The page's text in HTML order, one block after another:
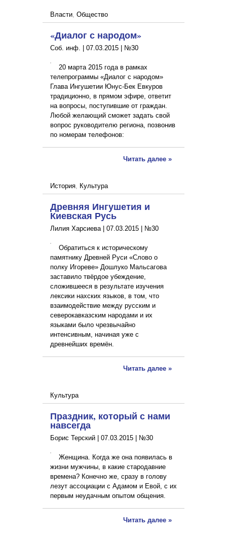
Власти, Общество
«Диалог с народом»
Соб. инф. | 07.03.2015 №30
20 марта 2015 года в рамках
телепрограммы «Диалог с народом»
Глава Ингушетии Юнус-Бек Евкуров
традиционно, в прямом эфире, ответит
на вопросы, поступившие от граждан.
Любой желающий сможет задать свой
вопрос руководителю региона, позвонив
по номерам телефонов:
Читать далее »
История, Культура
Древняя Ингушетия и
Киевская Русь
Лилия Харсиева | 07.03.2015 №30
Обратиться к историческому
памятнику Древней Руси «Слово о
полку Игореве» Дошлуко Мальсагова
заставило твёрдое убеждение,
сложившееся в результате изучения
лексики нахских языков, в том, что
взаимодействие между русским и
северокавказским народами и их
языками было чрезвычайно
интенсивным, начиная уже с
древнейших времён.
Читать далее »
Культура
Праздник, который с нами
навсегда
Борис Терский | 07.03.2015 №30
Женщина. Когда же она появилась в
жизни мужчины, в какие стародавние
времена? Конечно же, сразу в голову
лезут ассоциации с Адамом и Евой, с их
первым неудачным опытом общения.
Читать далее »